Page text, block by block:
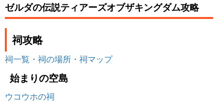
ゼルダの伝説ティアーズオブザキングダム攻略
祠攻略
祠一覧・祠の場所・祠マップ
始まりの空島
ウコウホの祠